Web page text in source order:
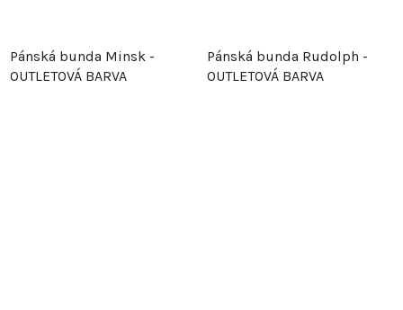
Pánská bunda Minsk -
OUTLETOVÁ BARVA
Pánská bunda Rudolph -
OUTLETOVÁ BARVA